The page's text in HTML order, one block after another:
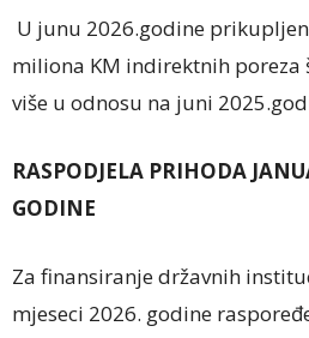
U junu 2026.godine
miliona KM indirektnih poreza
više u odnosu na juni
RASPODJELA PRIHODA
GODINE
Za finansiranje državnih
mjeseci 2026. godine